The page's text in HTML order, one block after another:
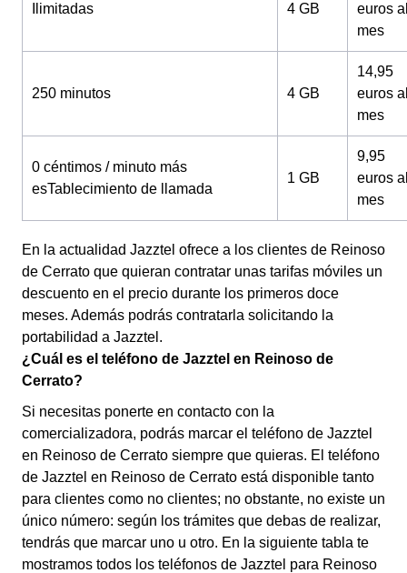
Ilimitadas 4 GB
euros
mes
250 minutos 4 GB
14,95
euros
mes
0 céntimos / minuto más
esTablecimiento de llamada
1 GB
9,95
euros
mes
En la actualidad Jazztel ofrece a los clientes de Reinoso
de Cerrato que quieran contratar unas tarifas móviles un
descuento en el precio durante los primeros doce
meses. Además podrás contratarla solicitando la
portabilidad a Jazztel.
¿Cuál es el teléfono de Jazztel en Reinoso de
Cerrato?
Si necesitas ponerte en contacto con la
comercializadora, podrás marcar el teléfono de Jazztel
en Reinoso de Cerrato siempre que quieras. El teléfono
de Jazztel en Reinoso de Cerrato está disponible tanto
para clientes como no clientes; no obstante, no existe un
único número: según los trámites que debas de realizar,
tendrás que marcar uno u otro. En la siguiente tabla te
mostramos todos los teléfonos de Jazztel para Reinoso